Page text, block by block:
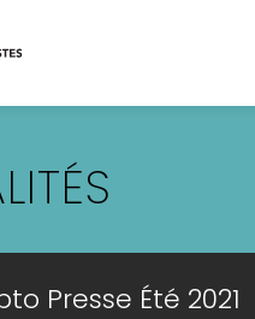
Presse Été 2021